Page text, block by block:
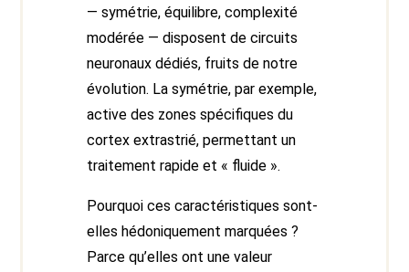
— symétrie, équilibre, complexité
modérée — disposent de circuits
neuronaux dédiés, fruits de notre
évolution. La symétrie, par exemple,
active des zones spécifiques du
cortex extrastrié, permettant un
traitement rapide et « fluide ».
Pourquoi ces caractéristiques sont-
elles hédoniquement marquées ?
Parce qu’elles ont une valeur